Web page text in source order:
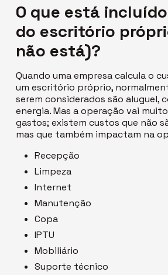
O que está
do escritório
não está)?
Quando uma empresa calcula o
um escritório próprio,
serem considerados são aluguel,
energia. Mas a operação vai
gastos; existem custos que não
mas que também impactam na
Recepção
Limpeza
Internet
Manutenção
Copa
IPTU
Mobiliário
Suporte técnico